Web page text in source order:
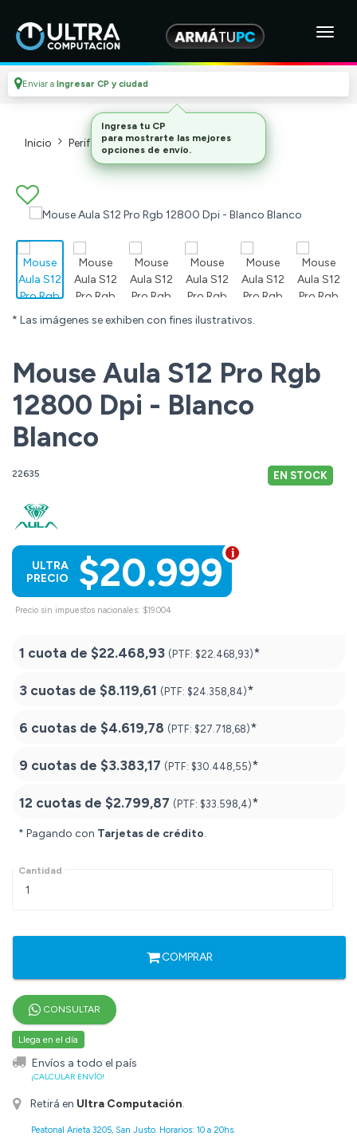
Enviar a Ingresar CP y ciudad
Inicio Perifericos Mouses_2
* Las imágenes se exhiben con fines ilustrativos.
Mouse Aula S12 Pro Rgb
12800 Dpi - Blanco
Blanco
22635 EN STOCK
$20.999
ULTRA
PRECIO
Precio sin impuestos nacionales: $19.004
1 cuota de $22.468,93 (PTF: $22.468,93)*
3 cuotas de $8.119,61 (PTF: $24.358,84)*
6 cuotas de $4.619,78 (PTF: $27.718,68)*
9 cuotas de $3.383,17 (PTF: $30.448,55)*
12 cuotas de $2.799,87 (PTF: $33.598,4)*
* Pagando con Tarjetas de crédito.
Cantidad
COMPRAR
CONSULTAR
Llega en el día
Envíos a todo el país
¡CALCULAR ENVÍO!
Retirá en Ultra Computación.
Peatonal Arieta 3205, San Justo. Horarios: 10 a 20hs.